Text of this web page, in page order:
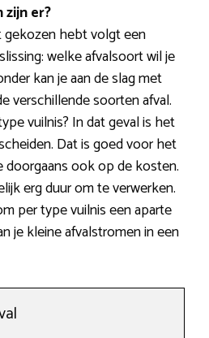
er?
gekozen hebt volgt een
welke afvalsoort wil je
kan je aan de slag met
verschillende soorten afval.
vuilnis? In dat geval is het
Dat is goed voor het
doorgaans ook op de kosten.
erg duur om te verwerken.
per type vuilnis een aparte
je kleine afvalstromen in een